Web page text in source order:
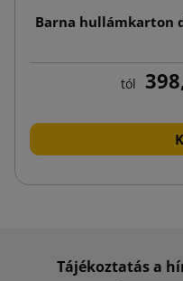
Barna hullámkarton
tól
Tájékoztatás a